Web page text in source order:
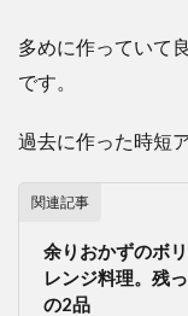
多めに作っていて
です。
過去に作った時短
関連記事
余りおかずのボ
レンジ料理。残
の2品